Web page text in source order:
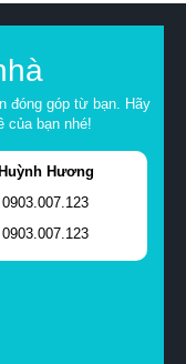
đóng góp từ bạn. Hãy
của bạn nhé!
Huỳnh Hương
0903.007.123
0903.007.123